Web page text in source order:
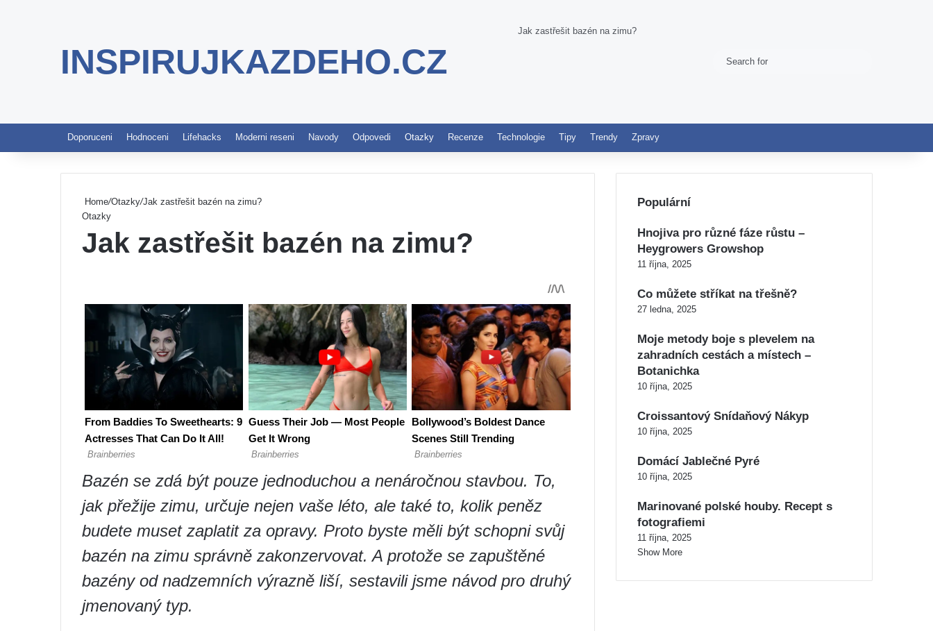
INSPIRUJKAZDEHO.CZ
Jak zastřešit bazén na zimu?
Switch skin
Doporuceni Hodnoceni Lifehacks Moderni reseni Navody Odpovedi Otazky Recenze Technologie Tipy Trendy Zpravy
Home/Otazky/Jak zastřešit bazén na zimu?
Otazky
Jak zastřešit bazén na zimu?
Bazén se zdá být pouze jednoduchou a nenáročnou stavbou. To,
jak přežije zimu, určuje nejen vaše léto, ale také to, kolik peněz
budete muset zaplatit za opravy. Proto byste měli být schopni svůj
bazén na zimu správně zakonzervovat. A protože se zapuštěné
bazény od nadzemních výrazně liší, sestavili jsme návod pro druhý
jmenovaný typ.
Populární
Hnojiva pro různé fáze růstu –
Heygrowers Growshop
11 října, 2025
Co můžete stříkat na třešně?
27 ledna, 2025
Moje metody boje s plevelem na
zahradních cestách a místech –
Botanichka
10 října, 2025
Croissantový Snídaňový Nákyp
10 října, 2025
Domácí Jablečné Pyré
10 října, 2025
Marinované polské houby. Recept s
fotografiemi
11 října, 2025
Show More